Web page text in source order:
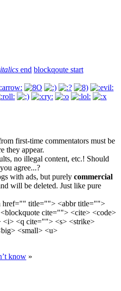
italics end blockqoute start
first-time commentators must be
they appear.
no illegal content, etc.! Should
agree...?
with ads, but purely commercial
will be deleted. Just like pure
href="" title=""> <abbr title="">
cite=""> <cite> <code>
<i> <q cite=""> <s> <strike>
<small> <u>
know »